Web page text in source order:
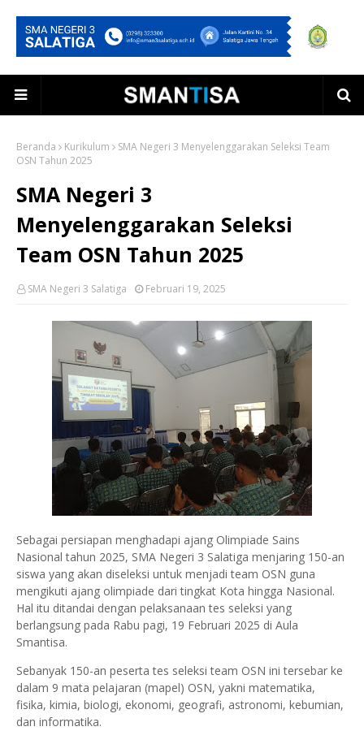
Beranda Kurikulum
SMA Negeri 3 Menyelenggarakan Seleksi Team
OSN Tahun 2025
SMA Negeri 3
Menyelenggarakan Seleksi
Team OSN Tahun 2025
SMA Negeri 3 Salatiga Februari 19, 2025
Sebagai persiapan menghadapi ajang Olimpiade Sains
Nasional tahun 2025, SMA Negeri 3 Salatiga menjaring 150-an
siswa yang akan diseleksi untuk menjadi team OSN guna
mengikuti ajang olimpiade dari tingkat Kota hingga Nasional.
Hal itu ditandai dengan pelaksanaan tes seleksi yang
berlangsung pada Rabu pagi, 19 Februari 2025 di Aula
Smantisa.
Sebanyak 150-an peserta tes seleksi team OSN ini tersebar ke
dalam 9 mata pelajaran (mapel) OSN, yakni matematika,
fisika, kimia, biologi, ekonomi, geografi, astronomi, kebumian,
dan informatika.